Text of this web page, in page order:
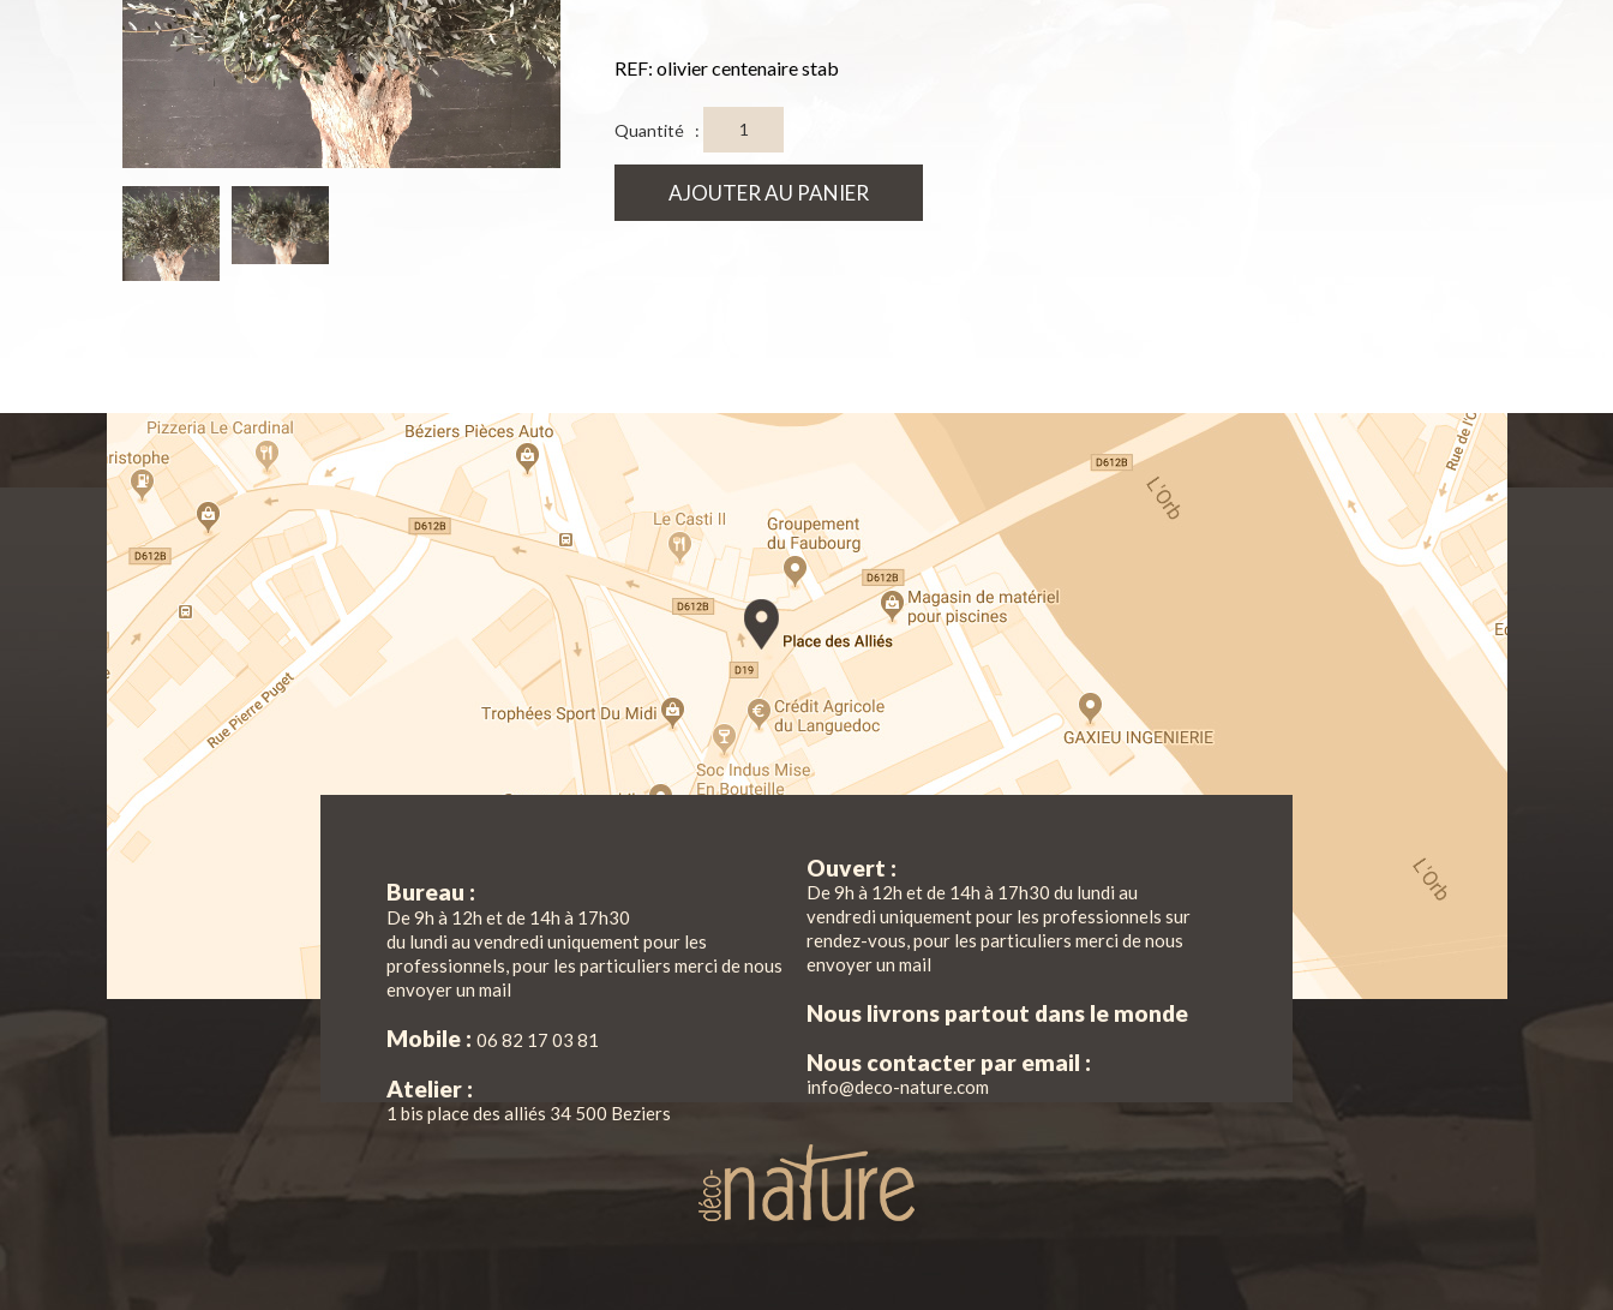
REF: olivier centenaire stab
Quantité :
AJOUTER AU PANIER
Bureau :
De 9h à 12h et de 14h à 17h30
du lundi au vendredi uniquement pour les
professionnels, pour les particuliers merci de nous
envoyer un mail
Mobile : 06 82 17 03 81
Atelier :
1 bis place des alliés 34 500 Beziers
Ouvert :
De 9h à 12h et de 14h à 17h30 du lundi au
vendredi uniquement pour les professionnels sur
rendez-vous, pour les particuliers merci de nous
envoyer un mail
Nous livrons partout dans le monde
Nous contacter par email :
info@deco-nature.com